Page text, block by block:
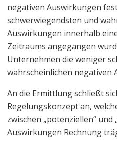
negativen Auswirkungen
schwerwiegendsten und
Auswirkungen innerhalb
Zeitraums angegangen
Unternehmen die weniger
wahrscheinlichen negativen
An die Ermittlung schließt
Regelungskonzept an,
zwischen „potenziellen“
Auswirkungen Rechnung